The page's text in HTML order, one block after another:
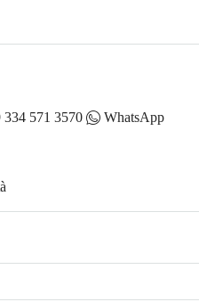
334 571 3570 WhatsApp